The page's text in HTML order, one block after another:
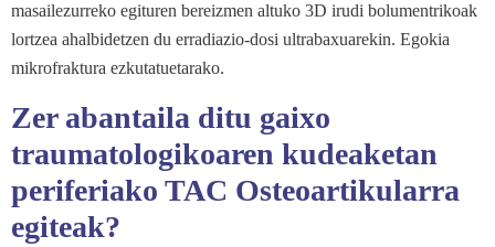
masailezurreko egituren bereizmen altuko 3D irudi bolumentrikoak
lortzea ahalbidetzen du erradiazio-dosi ultrabaxuarekin. Egokia
mikrofraktura ezkutatuetarako.
Zer abantaila ditu gaixo
traumatologikoaren kudeaketan
periferiako TAC Osteoartikularra
egiteak?